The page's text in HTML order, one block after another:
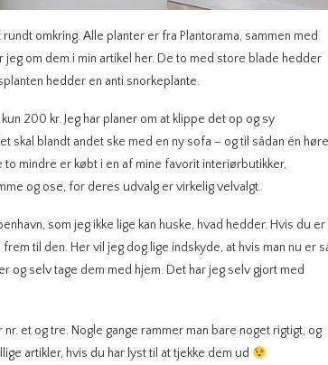
omkring. Alle planter er fra Plantorama, sammen med
om dem i min artikel her. De to med store blade hedder
hedder en anti snorkeplante.
200 kr. Jeg har planer om at klippe det op og sy
skal blandt andet ske med en ny sofa – og til sådan én
mindre er købt i en af mine favorit interiørbutikker,
og ose, for deres udvalg er virkelig velvalgt.
som jeg ikke lige kan huske, hvad hedder. Hvis du er
til den. Her vil jeg dog lige indskyde, at hvis man nu er
og selv tage dem med hjem. Det har jeg selv gjort med
et og tre. Nogle gange rammer man bare noget rigtigt, og
artikler, hvis du har lyst til at tjekke dem ud